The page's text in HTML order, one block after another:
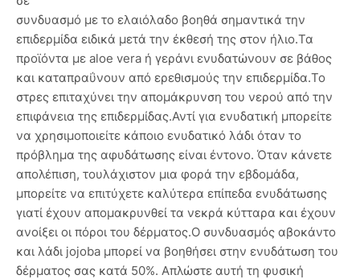
συνδυασμό με το ελαιόλαδο βοηθά σημαντικά την
επιδερμίδα ειδικά μετά την έκθεσή της στον ήλιο.Τα
προϊόντα με aloe vera ή γεράνι ενυδατώνουν σε βάθος
και καταπραΰνουν από ερεθισμούς την επιδερμίδα.Το
στρες επιταχύνει την απομάκρυνση του νερού από την
επιφάνεια της επιδερμίδας.Αντί για ενυδατική μπορείτε
να χρησιμοποιείτε κάποιο ενυδατικό λάδι όταν το
πρόβλημα της αφυδάτωσης είναι έντονο. Όταν κάνετε
απολέπιση, τουλάχιστον μια φορά την εβδομάδα,
μπορείτε να επιτύχετε καλύτερα επίπεδα ενυδάτωσης
γιατί έχουν απομακρυνθεί τα νεκρά κύτταρα και έχουν
ανοίξει οι πόροι του δέρματος.Ο συνδυασμός αβοκάντο
και λάδι jojoba μπορεί να βοηθήσει στην ενυδάτωση του
δέρματος σας κατά 50%. Απλώστε αυτή τη φυσική